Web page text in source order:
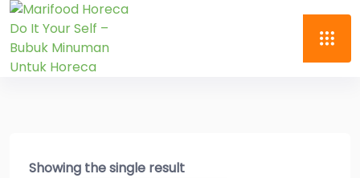
Showing the single result